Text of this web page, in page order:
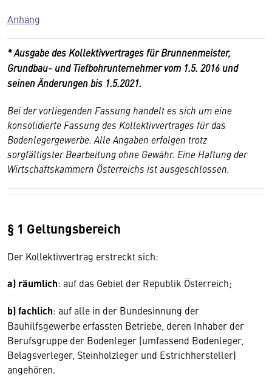
Anhang
* Ausgabe des Kollektivvertrages für Brunnenmeister,
Grundbau- und Tiefbohrunternehmer vom 1.5. 2016 und
seinen Änderungen bis 1.5.2021.
Bei der vorliegenden Fassung handelt es sich um eine
konsolidierte Fassung des Kollektivvertrages für das
Bodenlegergewerbe. Alle Angaben erfolgen trotz
sorgfältigster Bearbeitung ohne Gewähr. Eine Haftung der
Wirtschaftskammern Österreichs ist ausgeschlossen.
§ 1 Geltungsbereich
Der Kollektivvertrag erstreckt sich:
a) räumlich: auf das Gebiet der Republik Österreich;
b) fachlich: auf alle in der Bundesinnung der
Bauhilfsgewerbe erfassten Betriebe, deren Inhaber der
Berufsgruppe der Bodenleger (umfassend Bodenleger,
Belagsverleger, Steinholzleger und Estrichhersteller)
angehören.